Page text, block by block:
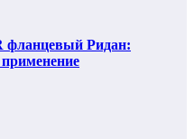
фланцевый Ридан:
применение